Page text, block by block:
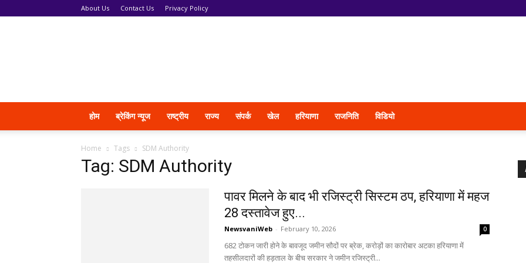
About Us Contact Us Privacy Policy
होम ब्रेकिंग न्यूज राष्ट्रीय राज्य संपर्क खेल हरियाणा राजनिति विडियो
Home Tags SDM Authority
Tag: SDM Authority
पावर मिलने के बाद भी रजिस्ट्री सिस्टम ठप, हरियाणा में महज
28 दस्तावेज हुए...
NewsvaniWeb - February 10, 2026 0
682 टोकन जारी होने के बावजूद जमीन सौदों पर ब्रेक, करोड़ों का कारोबार अटका हरियाणा में
तहसीलदारों की हड़ताल के बीच सरकार ने जमीन रजिस्ट्री...